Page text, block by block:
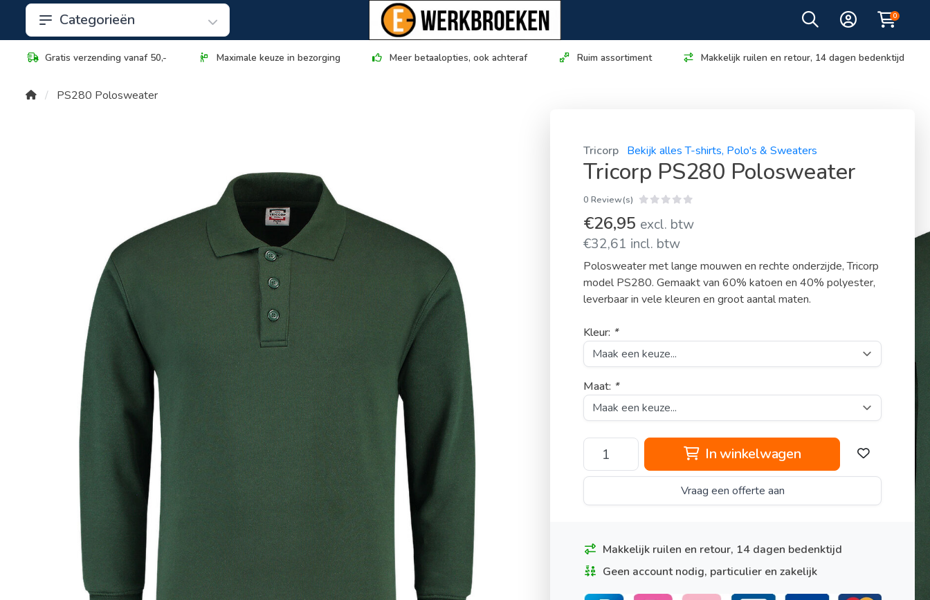
Categorieën 0
Gratis verzending vanaf 50,- Maximale keuze in bezorging Meer betaalopties, ook achteraf Ruim assortiment Makkelijk ruilen en retour, 14 dagen bedenktijd
PS280 Polosweater
Tricorp Bekijk alles T-shirts, Polo's & Sweaters
Tricorp PS280 Polosweater
0 Review(s)
€26,95 excl. btw
€32,61 incl. btw
Polosweater met lange mouwen en rechte onderzijde, Tricorp
model PS280. Gemaakt van 60% katoen en 40% polyester,
leverbaar in vele kleuren en groot aantal maten.
Kleur: *
Maat: *
In winkelwagen
Vraag een offerte aan
Makkelijk ruilen en retour, 14 dagen bedenktijd
Geen account nodig, particulier en zakelijk